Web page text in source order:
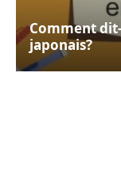
Comment
japonais?